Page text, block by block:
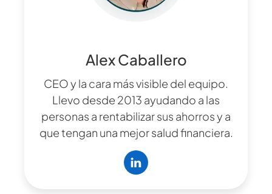
Alex Caballero
CEO y la cara más visible del equipo.
Llevo desde 2013 ayudando a las
personas a rentabilizar sus ahorros y a
que tengan una mejor salud financiera.